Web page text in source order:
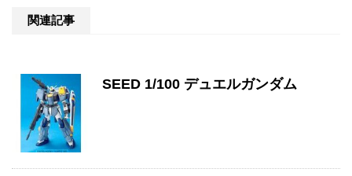
関連記事
SEED 1/100 デュエルガンダム